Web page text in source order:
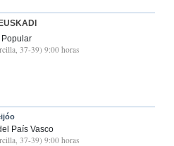
37-39) 9:00 horas
País Vasco
37-39) 9:00 horas